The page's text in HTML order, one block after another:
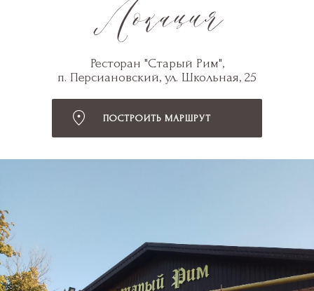
ПОСТРОИТЬ МАРШРУТ
Ресторан "Старый Рим",
п. Персиановский, ул. Школьная, 25